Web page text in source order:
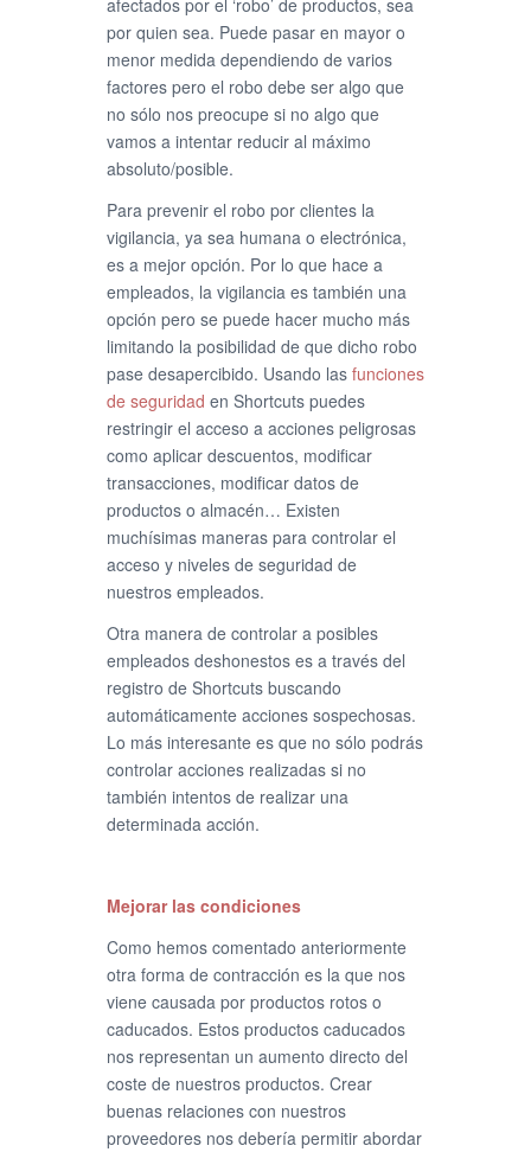
por quien sea. Puede pasar en mayor o
menor medida dependiendo de varios
factores pero el robo debe ser algo que
no sólo nos preocupe si no algo que
vamos a intentar reducir al máximo
absoluto/posible.
Para prevenir el robo por clientes la
vigilancia, ya sea humana o electrónica,
es a mejor opción. Por lo que hace a
empleados, la vigilancia es también una
opción pero se puede hacer mucho más
limitando la posibilidad de que dicho robo
pase desapercibido. Usando las funciones
de seguridad en Shortcuts puedes
restringir el acceso a acciones peligrosas
como aplicar descuentos, modificar
transacciones, modificar datos de
productos o almacén… Existen
muchísimas maneras para controlar el
acceso y niveles de seguridad de
nuestros empleados.
Otra manera de controlar a posibles
empleados deshonestos es a través del
registro de Shortcuts buscando
automáticamente acciones sospechosas.
Lo más interesante es que no sólo podrás
controlar acciones realizadas si no
también intentos de realizar una
determinada acción.
Mejorar las condiciones
Como hemos comentado anteriormente
otra forma de contracción es la que nos
viene causada por productos rotos o
caducados. Estos productos caducados
nos representan un aumento directo del
coste de nuestros productos. Crear
buenas relaciones con nuestros
proveedores nos debería permitir abordar